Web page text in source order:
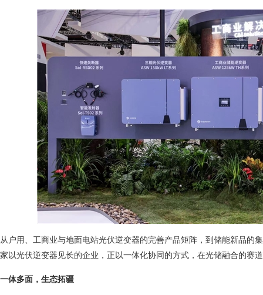
从户用、工商业与地面电站光伏逆变器的完善产品矩阵，到储能新品的
家以光伏逆变器见长的企业，正以一体化协同的方式，在光储融合的赛
一体多面，生态拓疆